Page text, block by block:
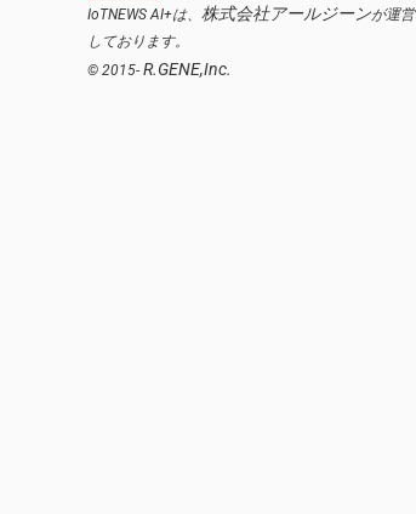
IoTNEWS AI+は、 株式会社アールジーンが運営
しております。
© 2015- R.GENE,Inc.